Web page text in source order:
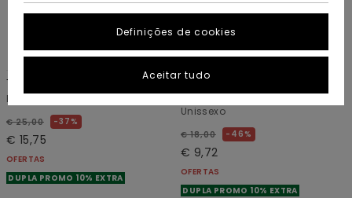
Timber
Boné Clipback Preto Rapazes
€ 25,00 37%
€ 15,75
OFERTAS
DUPLA PROMO 10% EXTRA
4 RECYCLED
High Icon Y
Unissexo
€ 18,00 46%
€ 9,72
OFERTAS
DUPLA PROMO 10% EXTRA
Definições de cookies
Aceitar tudo